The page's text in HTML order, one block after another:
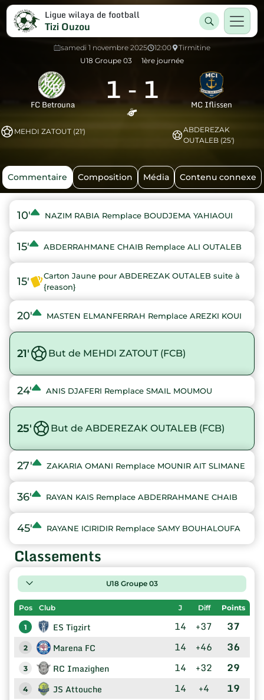
Ligue wilaya de football
Tizi Ouzou
samedi 1 novembre 2025 12:00
Tirmitine
U18 Groupe 03
1ère journée
FC Betrouna 1 - 1 MC Iflissen
MEHDI ZATOUT (21')
ABDEREZAK
OUTALEB (25')
Commentaire Composition Média Contenu connexe
10' NAZIM RABIA Remplace BOUDJEMA YAHIAOUI
15' ABDERRAHMANE CHAIB Remplace ALI OUTALEB
15'
Carton Jaune pour ABDEREZAK OUTALEB suite à
{reason}
20' MASTEN ELMANFERRAH Remplace AREZKI KOUI
21' But de MEHDI ZATOUT (FCB)
24' ANIS DJAFERI Remplace SMAIL MOUMOU
25' But de ABDEREZAK OUTALEB (FCB)
27' ZAKARIA OMANI Remplace MOUNIR AIT SLIMANE
36' RAYAN KAIS Remplace ABDERRAHMANE CHAIB
45' RAYANE ICIRIDIR Remplace SAMY BOUHALOUFA
Classements
U18 Groupe 03
Pos Club J Diff Points
1 ES Tigzirt 14 +37 37
2 Marena FC 14 +46 36
3 RC Imazighen 14 +32 29
4 JS Attouche 14 +4 19